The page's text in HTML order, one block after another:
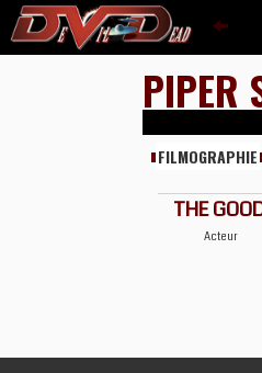
PIPER
FILMOGRAPHIE
THE
Acteur